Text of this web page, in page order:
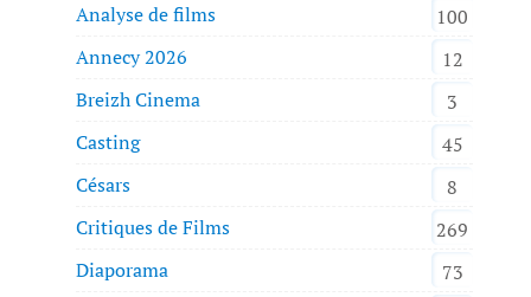
Analyse de films
100
Annecy 2026
12
Breizh Cinema
3
Casting
45
Césars
8
Critiques de Films
269
Diaporama
73